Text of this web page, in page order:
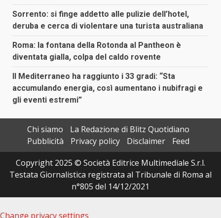
Sorrento: si finge addetto alle pulizie dell’hotel,
deruba e cerca di violentare una turista australiana
Roma: la fontana della Rotonda al Pantheon è
diventata gialla, colpa del caldo rovente
Il Mediterraneo ha raggiunto i 33 gradi: “Sta
accumulando energia, così aumentano i nubifragi e
gli eventi estremi”
Chi siamo
La Redazione di Blitz Quotidiano
Pubblicità
Privacy policy Disclaimer
Feed
Copyright 2025 © Società Editrice Multimediale S.r.l.
Testata Giornalistica registrata al Tribunale di Roma al
n°805 del 14/12/2021
Change privacy settings